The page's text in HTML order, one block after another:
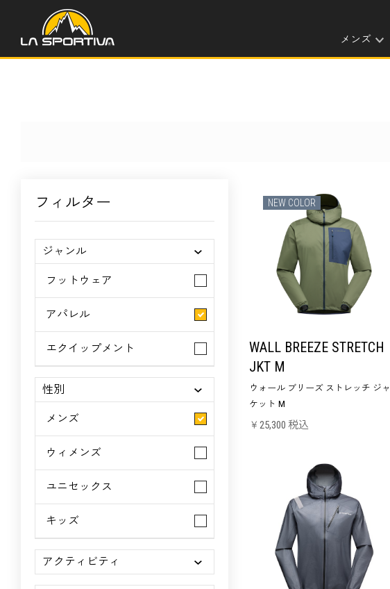
メンズ
フィルター
ジャンル
フットウェア
アパレル
エクイップメント
性別
メンズ
ウィメンズ
ユニセックス
キッズ
アクティビティ
NEW COLOR
WALL BREEZE STRETCH
JKT M
ウォール ブリーズ ストレッチ ジャ
ケット M
￥25,300 税込